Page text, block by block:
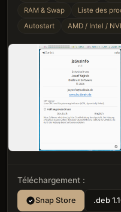
RAM & Swap
Liste des
Autostart
AMD / Intel /
Téléchargement :
Snap Store .deb